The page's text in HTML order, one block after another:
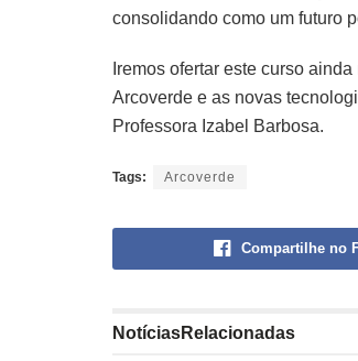
consolidando como um futuro
Iremos ofertar este curso
Arcoverde e as novas
Professora Izabel Barbosa.
Tags: Arcoverde
Compartilhe no
NotíciasRelacionadas